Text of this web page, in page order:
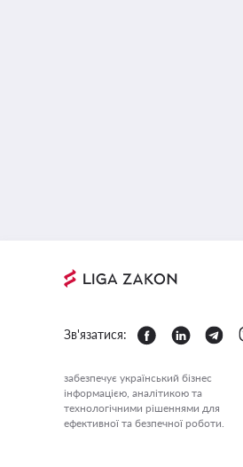
Зв'язатися:
забезпечує український бізнес
інформацією, аналітикою та
технологічними рішеннями для
ефективної та безпечної роботи.